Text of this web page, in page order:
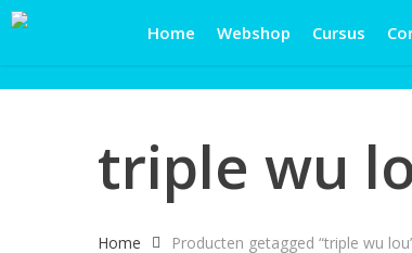
Skip
Home Webshop Cursus
triple wu
Home Producten getagged “triple wu